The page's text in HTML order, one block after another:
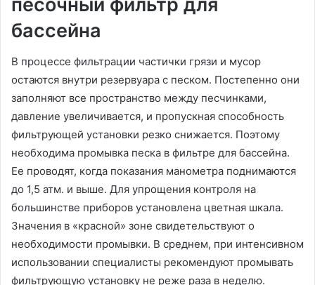
бассейна
В процессе фильтрации частички грязи и мусор
остаются внутри резервуара с песком. Постепенно они
заполняют все пространство между песчинками,
давление увеличивается, и пропускная способность
фильтрующей установки резко снижается. Поэтому
необходима промывка песка в фильтре для бассейна.
Ее проводят, когда показания манометра поднимаются
до 1,5 атм. и выше. Для упрощения контроля на
большинстве приборов установлена цветная шкала.
Значения в «красной» зоне свидетельствуют о
необходимости промывки. В среднем, при интенсивном
использовании специалисты рекомендуют промывать
фильтрующую установку не реже раза в неделю.